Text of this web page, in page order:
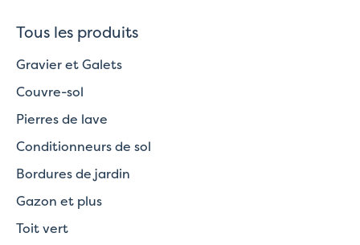
Tous les produits
Gravier et Galets
Couvre-sol
Pierres de lave
Conditionneurs de sol
Bordures de jardin
Gazon et plus
Toit vert